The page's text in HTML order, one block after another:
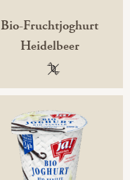
Bio-Fruchtjoghurt
Heidelbeer
100 %